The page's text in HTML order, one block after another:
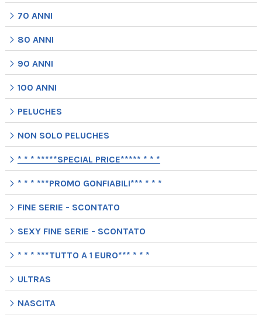
70 ANNI
80 ANNI
90 ANNI
100 ANNI
PELUCHES
NON SOLO PELUCHES
* * * *****SPECIAL PRICE***** * * *
* * * ***PROMO GONFIABILI*** * * *
FINE SERIE - SCONTATO
SEXY FINE SERIE - SCONTATO
* * * ***TUTTO A 1 EURO*** * * *
ULTRAS
NASCITA